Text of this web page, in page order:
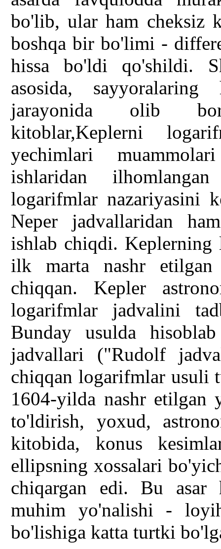
bo'lib, ular ham cheksiz
boshqa bir bo'limi -
hissa bo'ldi qo'shildi.
asosida,
jarayonida olib
kitoblar,Keplerni
yechimlari
ishlaridan
logarifmlar nazariyasini
Neper jadvallaridan
ishlab chiqdi.
ilk marta nashr
chiqqan. Kepler
logarifmlar jadvalini
Bunday usulda
jadvallari ("Rudolf
chiqqan logarifmlar usuli
1604-yilda nashr
to'ldirish, yoxud,
kitobida, konus
ellipsning xossalari
chiqargan edi. Bu asar
muhim yo'nalishi -
bo'lishiga katta turtki